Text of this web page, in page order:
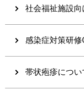
社会福祉施設向
感染症対策研修
帯状疱疹につい